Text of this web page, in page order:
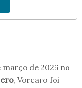
de 2026 no
, Vorcaro foi